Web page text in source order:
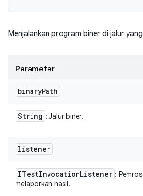
Menjalankan program biner di jalur
Parameter
binaryPath
String : Jalur biner.
listener
ITestInvocationListener :
melaporkan hasil.